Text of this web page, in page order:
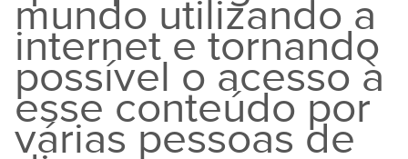
mundo utilizando a
internet e tornando
possível o acesso à
esse conteúdo por
várias pessoas de